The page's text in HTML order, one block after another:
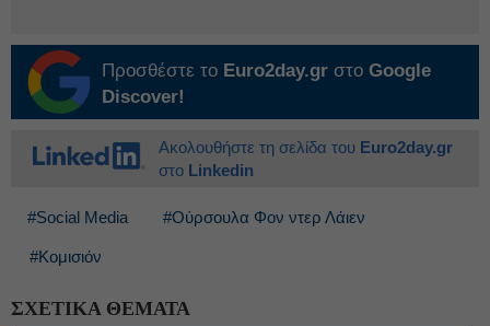
Προσθέστε το Euro2day.gr στο Google
Discover!
Ακολουθήστε τη σελίδα του Euro2day.gr
στο Linkedin
#Social Media #Ούρσουλα Φον ντερ Λάιεν
#Κομισιόν
ΣΧΕΤΙΚΑ ΘΕΜΑΤΑ